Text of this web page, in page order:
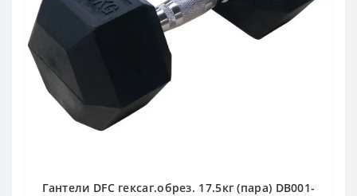
Гантели DFC гексаг.обрез. 17.5кг (пара) DB001-